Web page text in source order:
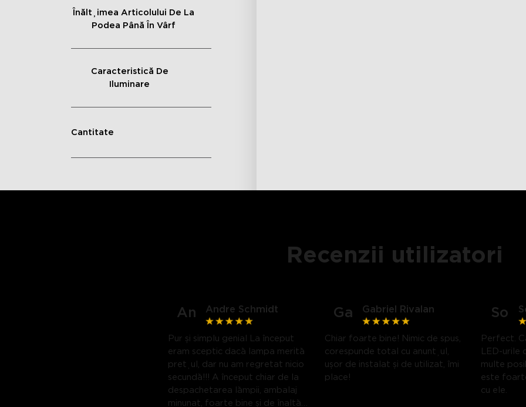
Înălțimea Articolului De La
Podea Până În Vârf
Caracteristică De
Iluminare
Cantitate
Recenzii utilizatori
An Andre Schmidt
Pur și simplu genial La început
eram sceptic dacă lampa merită
prețul, dar nu am regretat nicio
secundă!!! A început chiar de la
despachetarea lămpii, ambalaj
minunat, foarte bine și de înaltă
Ga Gabriel Rivalan
Chiar foarte bine! Nimic de spus,
corespunde total cu anunțul,
ușor de instalat și de utilizat, îmi
place!
So
Perfect.
LED-urile
multe
este
cu ele.